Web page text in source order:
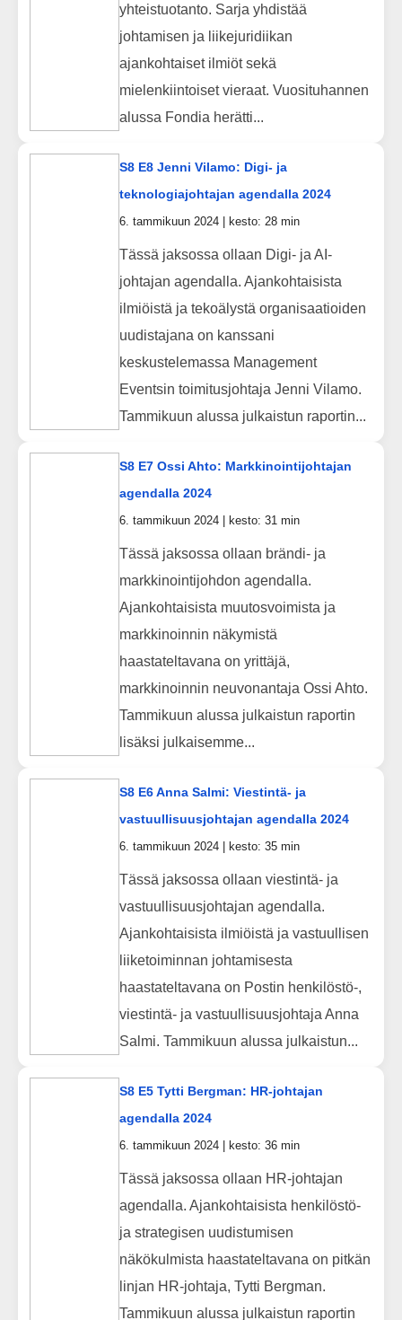
yhteistuotanto. Sarja yhdistää
johtamisen ja liikejuridiikan
ajankohtaiset ilmiöt sekä
mielenkiintoiset vieraat. Vuosituhannen
alussa Fondia herätti...
S8 E8 Jenni Vilamo: Digi- ja
teknologiajohtajan agendalla 2024
6. tammikuun 2024 | kesto: 28 min
Tässä jaksossa ollaan Digi- ja AI-
johtajan agendalla. Ajankohtaisista
ilmiöistä ja tekoälystä organisaatioiden
uudistajana on kanssani
keskustelemassa Management
Eventsin toimitusjohtaja Jenni Vilamo.
Tammikuun alussa julkaistun raportin...
S8 E7 Ossi Ahto: Markkinointijohtajan
agendalla 2024
6. tammikuun 2024 | kesto: 31 min
Tässä jaksossa ollaan brändi- ja
markkinointijohdon agendalla.
Ajankohtaisista muutosvoimista ja
markkinoinnin näkymistä
haastateltavana on yrittäjä,
markkinoinnin neuvonantaja Ossi Ahto.
Tammikuun alussa julkaistun raportin
lisäksi julkaisemme...
S8 E6 Anna Salmi: Viestintä- ja
vastuullisuusjohtajan agendalla 2024
6. tammikuun 2024 | kesto: 35 min
Tässä jaksossa ollaan viestintä- ja
vastuullisuusjohtajan agendalla.
Ajankohtaisista ilmiöistä ja vastuullisen
liiketoiminnan johtamisesta
haastateltavana on Postin henkilöstö-,
viestintä- ja vastuullisuusjohtaja Anna
Salmi. Tammikuun alussa julkaistun...
S8 E5 Tytti Bergman: HR-johtajan
agendalla 2024
6. tammikuun 2024 | kesto: 36 min
Tässä jaksossa ollaan HR-johtajan
agendalla. Ajankohtaisista henkilöstö-
ja strategisen uudistumisen
näkökulmista haastateltavana on pitkän
linjan HR-johtaja, Tytti Bergman.
Tammikuun alussa julkaistun raportin